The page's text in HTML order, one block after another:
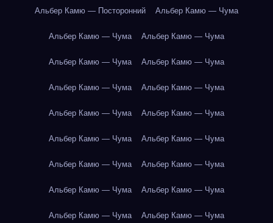
Альбер Камю — Посторонний Альбер Камю — Чума
Альбер Камю — Чума Альбер Камю — Чума
Альбер Камю — Чума Альбер Камю — Чума
Альбер Камю — Чума Альбер Камю — Чума
Альбер Камю — Чума Альбер Камю — Чума
Альбер Камю — Чума Альбер Камю — Чума
Альбер Камю — Чума Альбер Камю — Чума
Альбер Камю — Чума Альбер Камю — Чума
Альбер Камю — Чума Альбер Камю — Чума